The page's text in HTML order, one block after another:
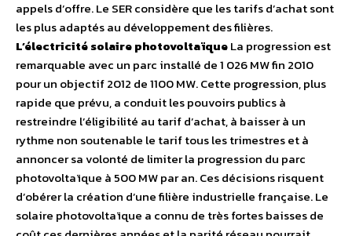
appels d’offre. Le SER considère que les tarifs d’achat sont
les plus adaptés au développement des filières.
L’électricité solaire photovoltaïqueLa progression est
remarquable avec un parc installé de 1 026 MW fin 2010
pour un objectif 2012 de 1100 MW. Cette progression, plus
rapide que prévu, a conduit les pouvoirs publics à
restreindre l’éligibilité au tarif d’achat, à baisser à un
rythme non soutenable le tarif tous les trimestres et à
annoncer sa volonté de limiter la progression du parc
photovoltaïque à 500 MW par an. Ces décisions risquent
d’obérer la création d’une filière industrielle française. Le
solaire photovoltaïque a connu de très fortes baisses de